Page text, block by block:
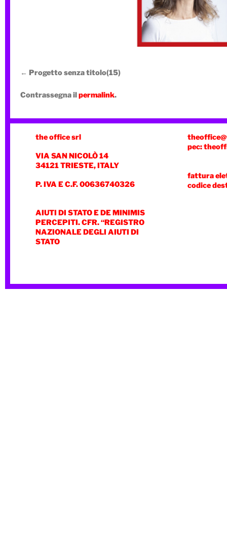
Progetto senza titolo(15)
Contrassegna ilpermalink.
the office srl
VIA SAN NICOLÒ 14
34121 TRIESTE, ITALY
P. IVA E C.F. 00636740326
AIUTI DI STATO E DE MINIMIS
PERCEPITI. CFR. “REGISTRO
NAZIONALE DEGLI AIUTI DI
STATO
pec:
fattura
codice